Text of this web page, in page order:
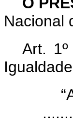
Nacional
Art. 1º